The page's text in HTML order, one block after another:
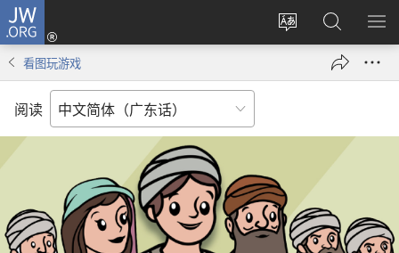
JW.ORG
更
言
登
录
（打
口）
搜
索
JW.ORG
显
看图玩游戏
阅读